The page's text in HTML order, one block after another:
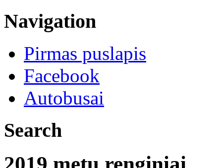
Navigation
Pirmas puslapis
Facebook
Autobusai
Search